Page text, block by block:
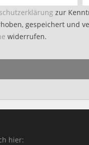
zur
gespeichert und
widerrufen.
hier: